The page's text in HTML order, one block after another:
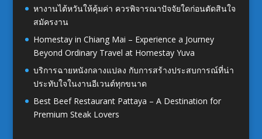
หางานไต้หวันให้คุ้มค่า ควรพิจารณาปัจจัยใดก่อนตัดสินใจ
สมัครงาน
Homestay in Chiang Mai – Experience a Journey
Beyond Ordinary Travel at Homestay Yuva
บริการฉายหนังกลางแปลง กับการสร้างประสบการณ์ที่น่า
ประทับใจในงานอีเวนต์ทุกขนาด
Best Beef Restaurant Pattaya – A Destination for
Premium Steak Lovers